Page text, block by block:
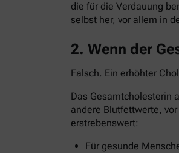
die für die Verdauung
selbst her, vor allem in
2. Wenn der
Falsch. Ein erhöhter
Das Gesamtcholesterin
andere Blutfettwerte,
erstrebenswert:
Für gesunde